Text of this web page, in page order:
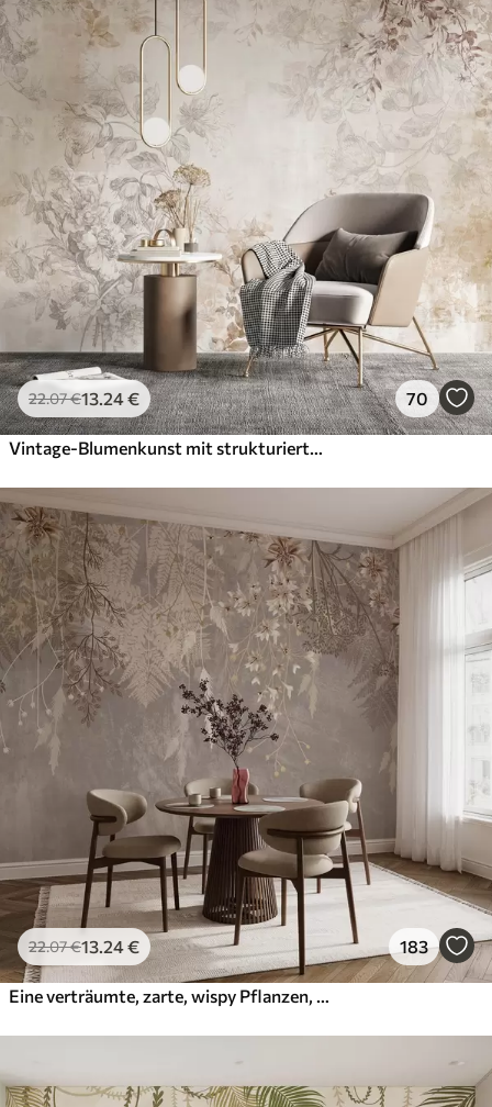
22.07€13 .24€ 70
22.07€13 .24€ 183